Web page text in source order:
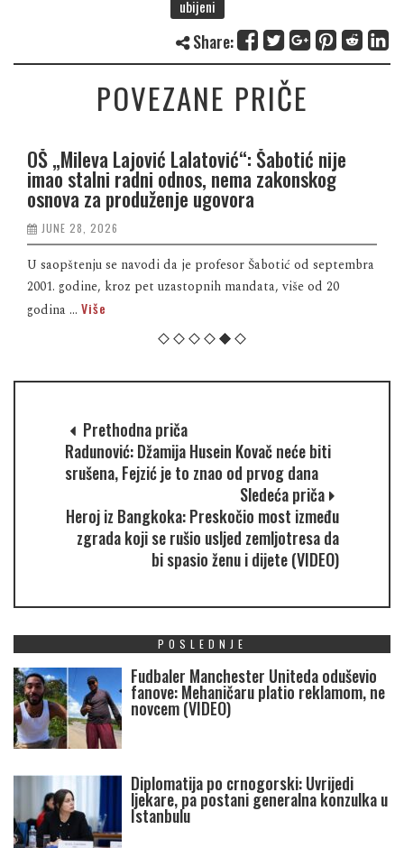
ubijeni
Share:
POVEZANE PRIČE
OŠ „Mileva Lajović Lalatović“: Šabotić nije
imao stalni radni odnos, nema zakonskog
osnova za produženje ugovora
JUNE 28, 2026
U saopštenju se navodi da je profesor Šabotić od septembra
2001. godine, kroz pet uzastopnih mandata, više od 20
godina ... Više
Prethodna priča
Radunović: Džamija Husein Kovač neće biti
srušena, Fejzić je to znao od prvog dana
Sledeća priča
Heroj iz Bangkoka: Preskočio most između
zgrada koji se rušio usljed zemljotresa da
bi spasio ženu i dijete (VIDEO)
POSLEDNJE
Fudbaler Manchester Uniteda oduševio
fanove: Mehaničaru platio reklamom, ne
novcem (VIDEO)
Diplomatija po crnogorski: Uvrijedi
ljekare, pa postani generalna konzulka u
Istanbulu